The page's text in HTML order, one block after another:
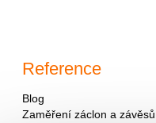
Reference
Blog
Zaměření záclon a závěsů